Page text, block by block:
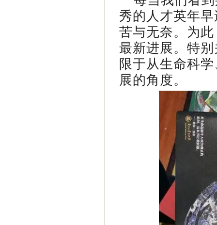
秀的人才英年
苦与无奈。为
最新进展。特
限于从生命科
展的角度。